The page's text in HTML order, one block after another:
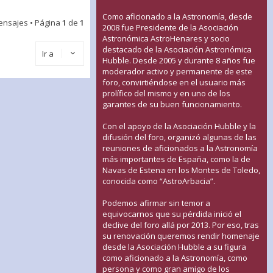
• Página 1 de 1
Ir a
Como aficionado a la Astronomía, desde
2008 fue Presidente de la Asociación
Astronómica AstroHenares y socio
destacado de la Asociación Astronómica
Hubble. Desde 2005 y durante 8 años fue
moderador activo y permanente de este
foro, convirtiéndose en el usuario más
prolífico del mismo y en uno de los
garantes de su buen funcionamiento.
Con el apoyo de la Asociación Hubble y la
difusión del foro, organizó algunas de las
reuniones de aficionados a la Astronomía
más importantes de España, como la de
Navas de Estena en los Montes de Toledo,
conocida como “AstroArbacia”.
Podemos afirmar sin temor a
equivocarnos que su pérdida inició el
declive del foro allá por 2013. Por eso, tras
su renovación queremos rendir homenaje
desde la Asociación Hubble a su figura
como aficionado a la Astronomía, como
persona y como gran amigo de los